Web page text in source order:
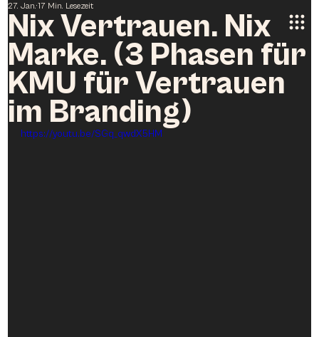
Nix Vertrauen. Nix
Marke. (3 Phasen für
KMU für Vertrauen
im Branding)
27. Jan.17 Min. Lesezeit
https://youtu.be/SGq_qwdX5HM